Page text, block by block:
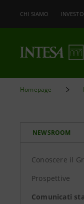
CHI SIAMO
Homepage
NEWSROOM
Conoscere il
Prospettive
Comunicati